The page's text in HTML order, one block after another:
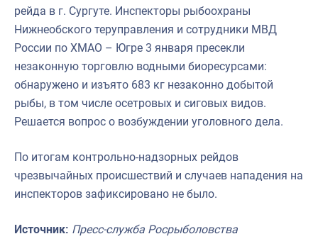
рейда в г. Сургуте. Инспекторы рыбоохраны
Нижнеобского теруправления и сотрудники МВД
России по ХМАО – Югре 3 января пресекли
незаконную торговлю водными биоресурсами:
обнаружено и изъято 683 кг незаконно добытой
рыбы, в том числе осетровых и сиговых видов.
Решается вопрос о возбуждении уголовного дела.
По итогам контрольно-надзорных рейдов
чрезвычайных происшествий и случаев нападения на
инспекторов зафиксировано не было.
Источник: Пресс-служба Росрыболовства